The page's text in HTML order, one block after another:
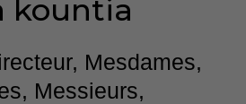
kountia
Mesdames,
Messieurs,